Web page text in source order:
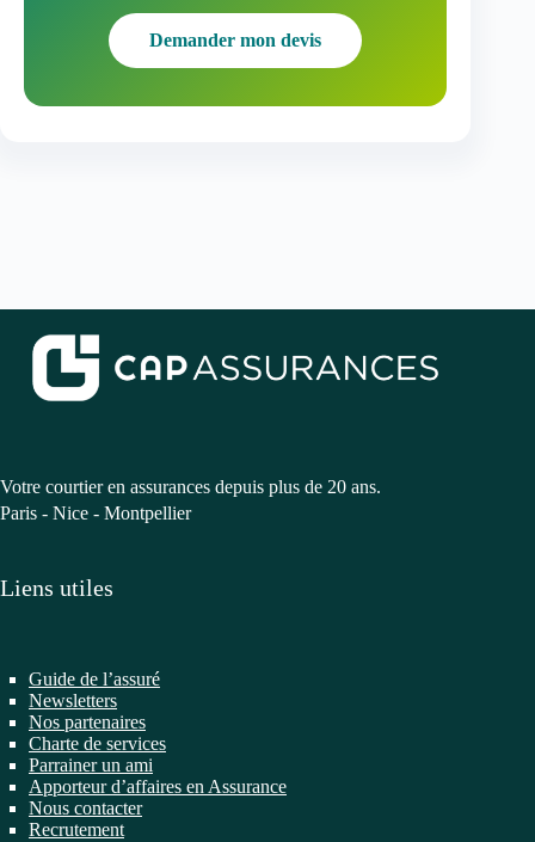
Demander mon devis
Votre courtier en assurances depuis plus de 20 ans.
Paris - Nice - Montpellier
Liens utiles
Guide de l’assuré
Newsletters
Nos partenaires
Charte de services
Parrainer un ami
Apporteur d’affaires en Assurance
Nous contacter
Recrutement